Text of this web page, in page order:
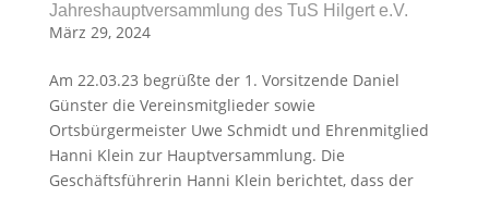
Jahreshauptversammlung des TuS Hilgert e.V.
März 29, 2024
Am 22.03.23 begrüßte der 1. Vorsitzende Daniel
Günster die Vereinsmitglieder sowie
Ortsbürgermeister Uwe Schmidt und Ehrenmitglied
Hanni Klein zur Hauptversammlung. Die
Geschäftsführerin Hanni Klein berichtet, dass der